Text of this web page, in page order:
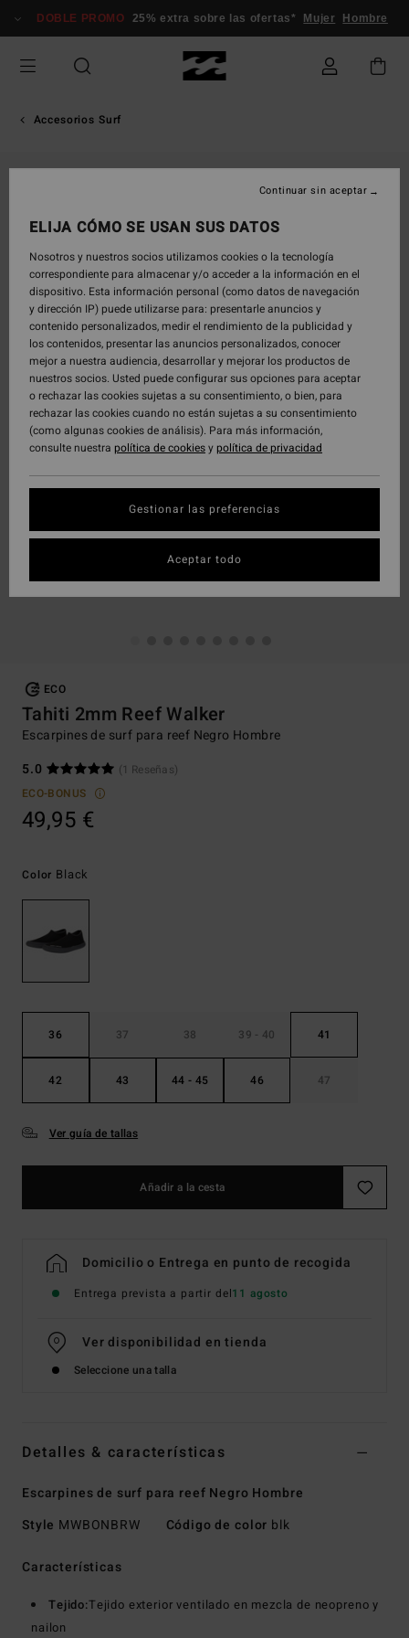
información
DOBLE PROMO 25% extra sobre las ofertas* Mujer Hombre
Accesorios Surf
ECO
Tahiti 2mm Reef Walker
Escarpines de surf para reef Negro Hombre
5.0
(1 Reseñas)
ECO-BONUS
49,95 €
Color Black
36 37 38 39 - 40 41
42 43 44 - 45 46 47
Ver guía de tallas
Añadir a la cesta
Domicilio o Entrega en punto de recogida
Entrega prevista a partir del11 agosto
Ver disponibilidad en tienda
Seleccione una talla
Detalles & características
Escarpines de surf para reef Negro Hombre
Style MWBONBRW Código de color blk
Características
Tejido:Tejido exterior ventilado en mezcla de neopreno y
nailon
ELIJA CÓMO SE USAN SUS DATOS
Nosotros y nuestros socios utilizamos cookies o la tecnología
correspondiente para almacenar y/o acceder a la información en el
dispositivo. Esta información personal (como datos de navegación
y dirección IP) puede utilizarse para: presentarle anuncios y
contenido personalizados, medir el rendimiento de la publicidad y
los contenidos, presentar las anuncios personalizados, conocer
mejor a nuestra audiencia, desarrollar y mejorar los productos de
nuestros socios. Usted puede configurar sus opciones para aceptar
o rechazar las cookies sujetas a su consentimiento, o bien, para
rechazar las cookies cuando no están sujetas a su consentimiento
(como algunas cookies de análisis). Para más información,
consulte nuestra política de cookiesypolítica de privacidad
Gestionar las preferencias
Continuar sin aceptar
Aceptar todo